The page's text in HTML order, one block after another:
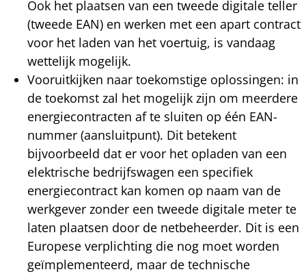
Ook het plaatsen van een tweede digitale teller
(tweede EAN) en werken met een apart contract
voor het laden van het voertuig, is vandaag
wettelijk mogelijk.
Vooruitkijken naar toekomstige oplossingen: in
de toekomst zal het mogelijk zijn om meerdere
energiecontracten af te sluiten op één EAN-
nummer (aansluitpunt). Dit betekent
bijvoorbeeld dat er voor het opladen van een
elektrische bedrijfswagen een specifiek
energiecontract kan komen op naam van de
werkgever zonder een tweede digitale meter te
laten plaatsen door de netbeheerder. Dit is een
Europese verplichting die nog moet worden
geïmplementeerd, maar de technische